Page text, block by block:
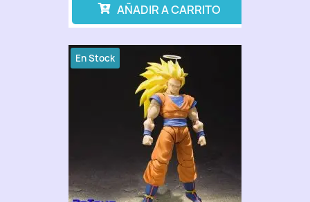
AÑADIR A CARRITO
En Stock